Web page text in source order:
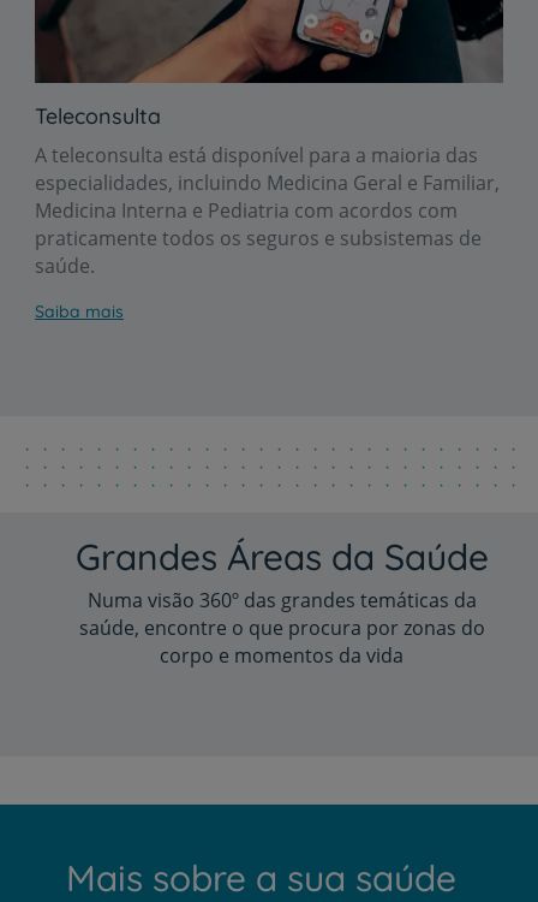
Teleconsulta
A teleconsulta está disponível para a maioria das
especialidades, incluindo Medicina Geral e Familiar,
Medicina Interna e Pediatria com acordos com
praticamente todos os seguros e subsistemas de
saúde.
Saiba mais
Grandes Áreas da Saúde
Numa visão 360º das grandes temáticas da
saúde, encontre o que procura por zonas do
corpo e momentos da vida
Mais sobre a sua saúde